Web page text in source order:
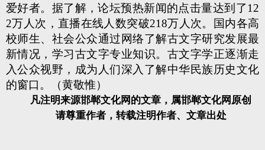
爱好者。据了解，论坛预热新闻的点击量达到了12
2万人次，直播在线人数突破218万人次。国内各高
校师生、社会公众通过网络了解古文字研究发展最
新情况，学习古文字专业知识。古文字学正逐渐走
入公众视野，成为人们深入了解中华民族历史文化
的窗口。（黄敬惟）
凡注明来源邯郸文化网的文章，属邯郸文化网原创
请尊重作者，转载注明作者、文章出处